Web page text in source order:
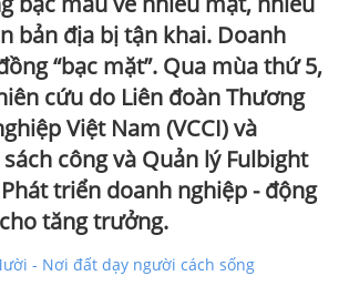
bản địa bị tận khai. Doanh
“bạc mặt”. Qua mùa thứ 5,
cứu do Liên đoàn Thương
Việt Nam (VCCI) và
công và Quản lý Fulbight
triển doanh nghiệp - động
tăng trưởng.
- Nơi đất dạy người cách sống